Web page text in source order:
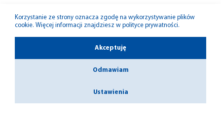
Korzystanie ze strony oznacza zgodę na wykorzystywanie plików
cookie. Więcej informacji znajdziesz w polityce prywatności.
Akceptuję
Odmawiam
Ustawienia